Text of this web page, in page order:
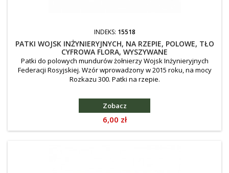
INDEKS: 15518
PATKI WOJSK INŻYNIERYJNYCH, NA RZEPIE, POLOWE, TŁO
CYFROWA FLORA, WYSZYWANE
Patki do polowych mundurów żołnierzy Wojsk Inżynieryjnych
Federacji Rosyjskiej. Wzór wprowadzony w 2015 roku, na mocy
Rozkazu 300. Patki na rzepie.
Zobacz
Cena
6,00 zł